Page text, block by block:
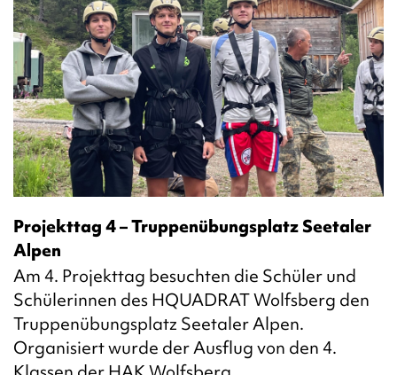
Projekttag 4 – Truppenübungsplatz Seetaler
Alpen
Am 4. Projekttag besuchten die Schüler und
Schülerinnen des HQUADRAT Wolfsberg den
Truppenübungsplatz Seetaler Alpen.
Organisiert wurde der Ausflug von den 4.